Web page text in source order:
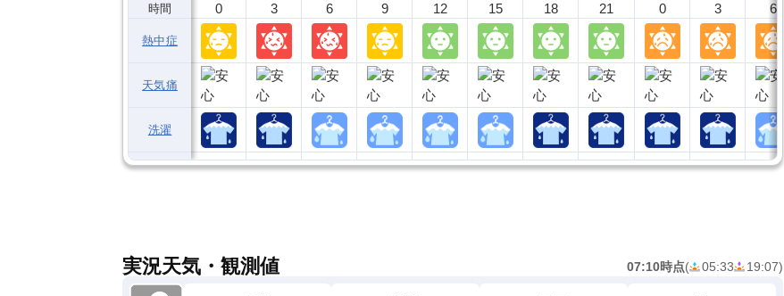
時間
熱中症
天気痛
洗濯
0 3 6 9 12 15 18 21 0 3 6
実況天気・観測値 07:10時点( 05:33 19:07)